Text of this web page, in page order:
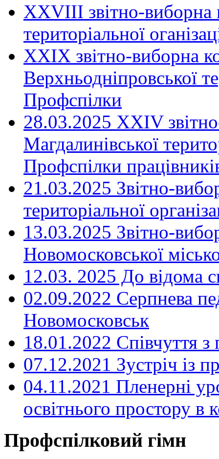
ХХVIII звітно-виборна
територіальної
XXIX звітно-виборна
Верхньодніпровської
Профспілки
28.03.2025 ХХІV
Магдалинівської
Профспілки
21.03.2025 Звітно-
територіальної
13.03.2025 Звітно-
Новомосковської
12.03. 2025 До відома
02.09.2022 Серпнева
Новомосковськ
18.01.2022 Співчуття з
07.12.2021 Зустріч із
04.11.2021 Пленерні
освітнього простору
Профспілковий гімн